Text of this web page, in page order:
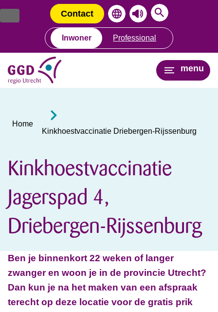
naar
de
naar
de
Contact
Inwoner Professional
menu
Home
Kinkhoestvaccinatie Driebergen-Rijssenburg
Kinkhoestvaccinatie
Jagerspad 4,
Driebergen-Rijssenburg
Ben je binnenkort 22 weken of langer
zwanger en woon je in de provincie Utrecht?
Dan kun je na het maken van een afspraak
terecht op deze locatie voor de gratis prik